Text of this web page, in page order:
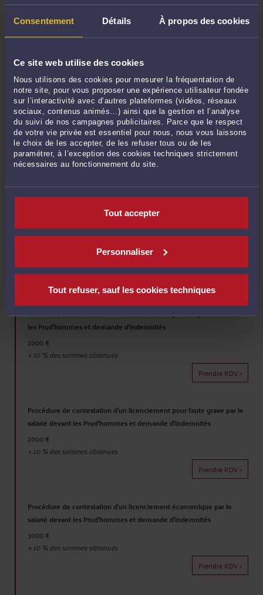
Consentement Détails À propos des cookies
Ce site web utilise des cookies
Nous utilisons des cookies pour mesurer la fréquentation de
notre site, pour vous proposer une expérience utilisateur fondée
sur l’interactivité avec d’autres plateformes (vidéos, réseaux
sociaux, contenus animés…) ainsi que la gestion et l’analyse
du suivi de nos campagnes publicitaires. Parce que le respect
de votre vie privée est essentiel pour nous, nous vous laissons
le choix de les accepter, de les refuser tous ou de les
paramétrer, à l’exception des cookies techniques strictement
nécessaires au fonctionnement du site.
Tout accepter
Personnaliser
Tout refuser, sauf les cookies techniques
850 €
Prendre RDV >
Procédure de licenciement individuel pour motif économique
850 €
Prendre RDV >
Procédure de demande de résiliation judiciaire d'un contrat de travail
par le salarié
3000 €
Procédure de contestation d'une procédure disciplinaire
Prendre RDV >
Procédure de contestation d'un licenciement pour inaptitude devant
les Prud'hommes et demande d'indemnités
2000 €
+10% des sommes obtenues
Prendre RDV >
Procédure de contestation d'un licenciement pour faute grave par le
salarié devant les Prud'hommes et demande d'indemnités
2000 €
+10% des sommes obtenues
Prendre RDV >
Procédure de contestation d'un licenciement économique par le
salarié devant les Prud'hommes et demande d'indemnités
3000 €
+10% des sommes obtenues
Prendre RDV >